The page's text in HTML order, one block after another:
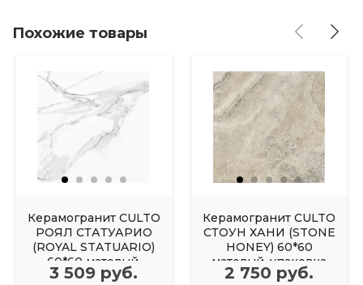
Похожие товары
Керамогранит CULTO
РОЯЛ СТАТУАРИО
(ROYAL STATUARIO)
60*60 матовый,
упаковка 1,44м2
3 509 руб.
Керамогранит CULTO
СТОУН ХАНИ (STONE
HONEY) 60*60
матовый, упаковка
1,44м2
2 750 руб.